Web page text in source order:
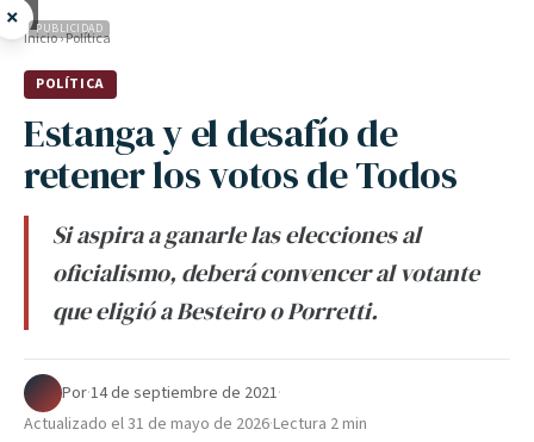
× PUBLICIDAD
Inicio›Política
POLÍTICA
Estanga y el desafío de
retener los votos de Todos
Si aspira a ganarle las elecciones al
oficialismo, deberá convencer al votante
que eligió a Besteiro o Porretti.
Por·14 de septiembre de 2021·
Actualizado el31 de mayo de 2026·Lectura 2 min